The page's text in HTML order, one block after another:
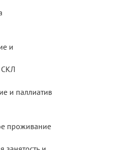
и
СКЛ
и паллиатив
проживание